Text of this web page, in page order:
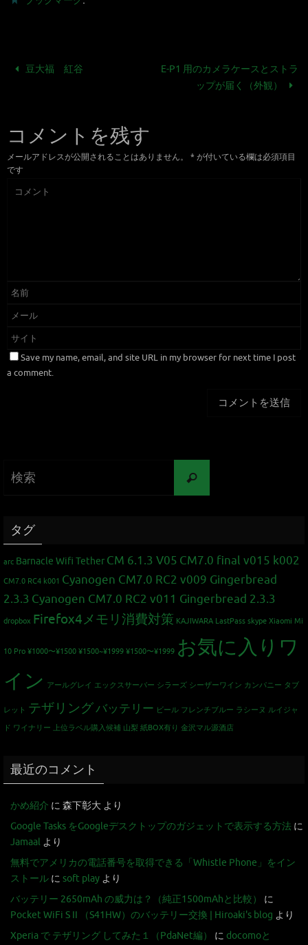
豆大福 紅谷
E-P1 用のカメラケースとストラ
ップが届く（外観）
コメントを残す
メールアドレスが公開されることはありません。 * が付いている欄は必須項目
です
Save my name, email, and site URL in my browser for next time I post
a comment.
タグ
arc Barnacle Wifi Tether CM 6.1.3 V05 CM7.0 final v015 k002
CM7.0 RC4 k001 Cyanogen CM7.0 RC2 v009 Gingerbread
2.3.3 Cyanogen CM7.0 RC2 v011 Gingerbread 2.3.3
dropbox Firefox4メモリ消費対策 KAJIWARA LastPass skype Xiaomi Mi
10 Pro ¥1000〜¥1500 ¥1500~¥1999 ¥1500〜¥1999 お気に入りワ
イン アールグレイ エックスサーバー シラーズ シーザーワイン カンパニー タブ
レット テザリングバッテリー ビール フレンチブルー ラシーヌ ルイジャ
ド ワイナリー 上位ラベル購入候補 山梨 紙BOX有り 金沢マル源酒店
最近のコメント
かめ紹介 に 森下彰大 より
Google Tasks をGoogleデスクトップのガジェットで表示する方法 に
Jamaal より
無料でアメリカの電話番号を取得できる「Whistle Phone」をイン
ストール に soft play より
バッテリー 2650mAh の威力は？（純正1500mAhと比較）
に
Pocket WiFi S II （S41HW）のバッテリー交換 | Hiroaki's blog より
Xperia で テザリング してみた１（PdaNet編）
に docomoと